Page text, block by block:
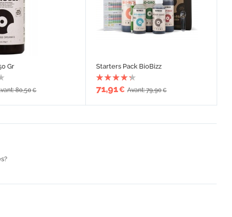
Gr
80,50€
Starters Pack BioBizz
71,91€ Avant: 79,90€